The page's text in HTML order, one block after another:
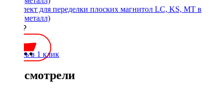
Комплект для переделки плоских магнитол LC, KS, MT в
1Din (металл)
1900 ₽
Купить в 1 клик
Вы смотрели